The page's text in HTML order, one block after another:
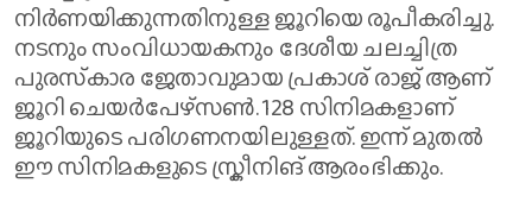
നിർണയിക്കുന്നതിനുള്ള ജൂറിയെ രൂപീകരിച്ചു.
നടനും സംവിധായകനും ദേശീയ ചലച്ചിത്ര
പുരസ്‌കാര ജേതാവുമായ പ്രകാശ് രാജ് ആണ്
ജൂറി ചെയർപേഴ്സൺ. 128 സിനിമകളാണ്
ജൂറിയുടെ പരിഗണനയിലുള്ളത്. ഇന്ന് മുതല്‍
ഈ സിനിമകളുടെ സ്ക്രീനിങ് ആരംഭിക്കും.